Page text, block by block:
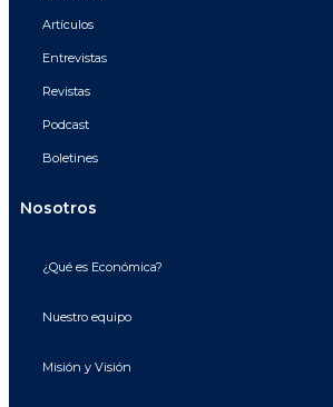
Artículos
Entrevistas
Revistas
Podcast
Boletines
Nosotros
¿Qué es Económica?
Nuestro equipo
Misión y Visión